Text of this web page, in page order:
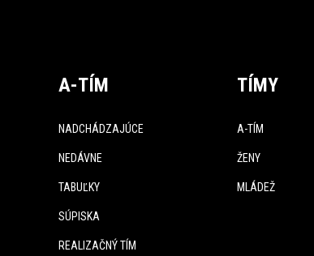
A-TÍM
NADCHÁDZAJÚCE
NEDÁVNE
TABUĽKY
SÚPISKA
REALIZAČNÝ TÍM
TÍMY
A-TÍM
ŽENY
MLÁDEŽ